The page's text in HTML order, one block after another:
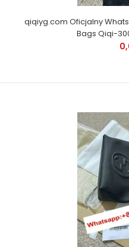
qiqiyg.com Oficjalny
Bags Qiqi-